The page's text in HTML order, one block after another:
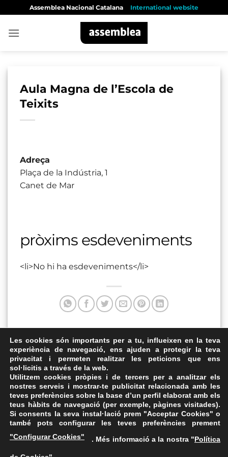
content
Assemblea Nacional Catalana International website
Aula Magna de l’Escola de
Teixits
Adreça
Plaça de la Indústria, 1
Canet de Mar
pròxims esdeveniments
<li>No hi ha esdeveniments</li>
Aquesta entrada va ser publicada a . Marqui com a favorit
elEnllaç permanent.
Ateneu Juvenil Camp dels Ninots
FAQs
Les cookies són importants per a tu, influeixen en la teva
experiència de navegació, ens ajuden a protegir la teva
privacitat i permeten realitzar les peticions que ens
sol·licitis a través de la web.
Utilitzem cookies pròpies i de tercers per a analitzar els
nostres serveis i mostrar-te publicitat relacionada amb les
teves preferències sobre la base d’un perfil elaborat amb els
teus hàbits de navegació (per exemple, pàgines visitades).
Si consents la seva instal·lació prem "Acceptar Cookies" o
també pots configurar les teves preferències prement
"Configurar Cookies"
. Més informació a la nostra "Política